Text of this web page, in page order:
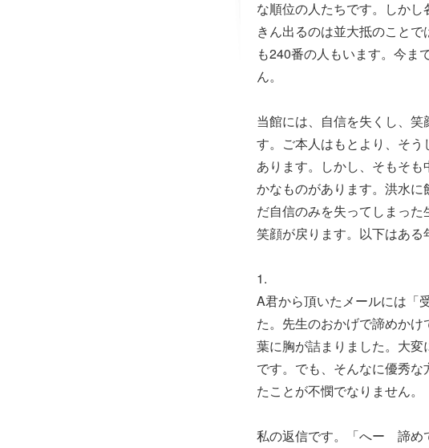
な順位の人たちです。しか
きん出るのは並大抵のこと
も240番の人もいます。今ま
ん。
当館には、自信を失くし、
す。ご本人はもとより、そ
あります。しかし、そもそ
かなものがあります。洪水
だ自信のみを失ってしまっ
笑顔が戻ります。以下はある
1.
A君から頂いたメールには「
た。先生のおかげで諦めか
葉に胸が詰まりました。大
です。でも、そんなに優秀
たことが不憫でなりません。
私の返信です。「へー 諦め